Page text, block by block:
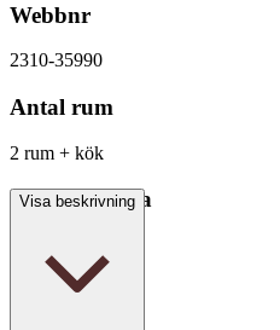
Webbnr
2310-35990
Antal rum
2 rum + kök
Boarea/Biarea
Visa beskrivning